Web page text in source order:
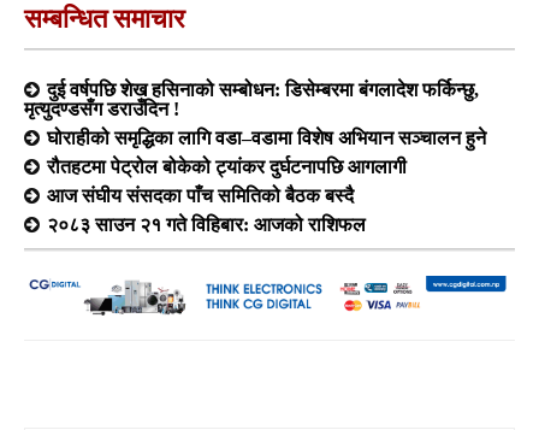
सम्बन्धित समाचार
दुई वर्षपछि शेख हसिनाको सम्बोधन: डिसेम्बरमा बंगलादेश फर्किन्छु,
मृत्युदण्डसँग डराउँदिन !
घोराहीको समृद्धिका लागि वडा–वडामा विशेष अभियान सञ्चालन हुने
रौतहटमा पेट्रोल बोकेको ट्यांकर दुर्घटनापछि आगलागी
आज संघीय संसदका पाँच समितिको बैठक बस्दै
२०८३ साउन २१ गते विहिबार: आजको राशिफल